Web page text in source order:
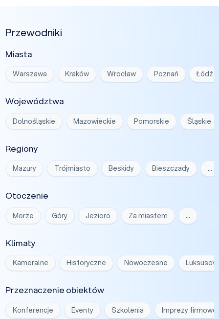
Przewodniki
Miasta
Warszawa Kraków Wrocław Poznań Łódź
Województwa
Dolnośląskie Mazowieckie Pomorskie Śląskie
Regiony
Mazury Trójmiasto Beskidy Bieszczady …
Otoczenie
Morze Góry Jezioro Za miastem …
Klimaty
Kameralne Historyczne Nowoczesne
Przeznaczenie obiektów
Konferencje Eventy Szkolenia Imprezy firmowe